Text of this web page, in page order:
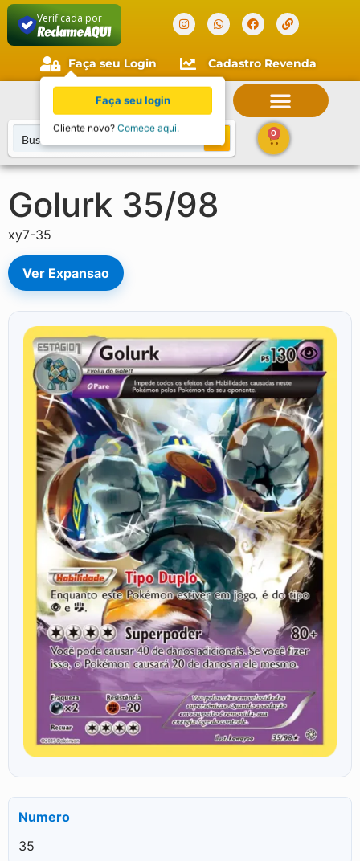
Verificada por
Faça seu Login Cadastro Revenda
0
Golurk 35/98
xy7-35
Ver Expansao
Numero
35
Faça seu login
Cliente novo? Comece aqui.